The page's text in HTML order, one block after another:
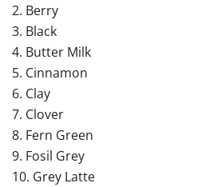
2. Berry
3. Black
4. Butter Milk
5. Cinnamon
6. Clay
7. Clover
8. Fern Green
9. Fosil Grey
10. Grey Latte